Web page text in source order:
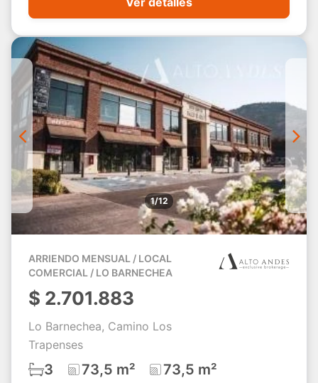
1/12
ARRIENDO MENSUAL / LOCAL
COMERCIAL / LO BARNECHEA
$ 2.701.883
Lo Barnechea, Camino Los
Trapenses
3 73,5 m² 73,5 m²